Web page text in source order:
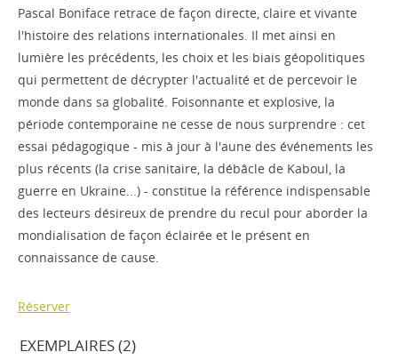
Pascal Boniface retrace de façon directe, claire et vivante
l'histoire des relations internationales. Il met ainsi en
lumière les précédents, les choix et les biais géopolitiques
qui permettent de décrypter l'actualité et de percevoir le
monde dans sa globalité. Foisonnante et explosive, la
période contemporaine ne cesse de nous surprendre : cet
essai pédagogique - mis à jour à l'aune des événements les
plus récents (la crise sanitaire, la débâcle de Kaboul, la
guerre en Ukraine...) - constitue la référence indispensable
des lecteurs désireux de prendre du recul pour aborder la
mondialisation de façon éclairée et le présent en
connaissance de cause.
Réserver
EXEMPLAIRES (2)